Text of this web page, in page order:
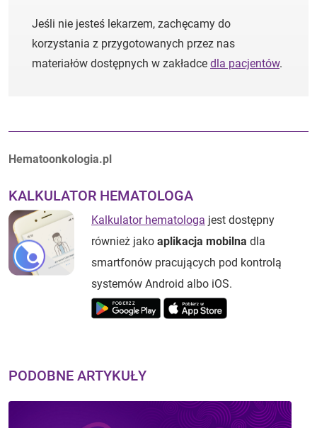
Jeśli nie jesteś lekarzem, zachęcamy do
korzystania z przygotowanych przez nas
materiałów dostępnych w zakładce dla pacjentów.
Autorzy:
Hematoonkologia.pl
KALKULATOR HEMATOLOGA
Kalkulator hematologa jest dostępny
również jako aplikacja mobilna dla
smartfonów pracujących pod kontrolą
systemów Android albo iOS.
PODOBNE ARTYKUŁY